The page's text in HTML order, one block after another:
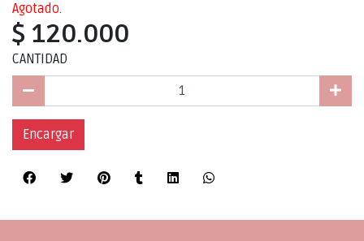
Agotado.
$ 120.000
CANTIDAD
Encargar